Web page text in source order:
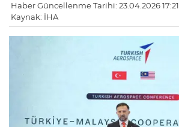
Haber Güncellenme Tarihi: 23.04.2026 17:21
Kaynak: İHA